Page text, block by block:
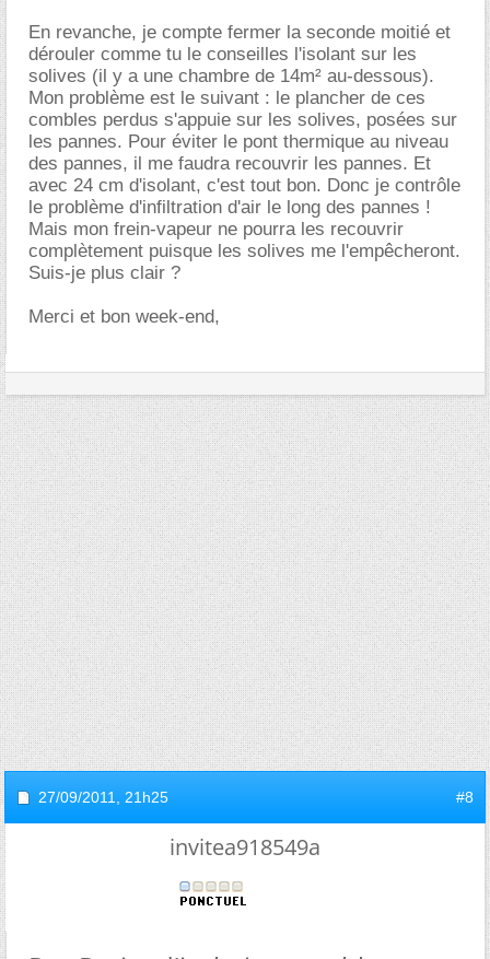
En revanche, je compte fermer la seconde moitié et
dérouler comme tu le conseilles l'isolant sur les
solives (il y a une chambre de 14m² au-dessous).
Mon problème est le suivant : le plancher de ces
combles perdus s'appuie sur les solives, posées sur
les pannes. Pour éviter le pont thermique au niveau
des pannes, il me faudra recouvrir les pannes. Et
avec 24 cm d'isolant, c'est tout bon. Donc je contrôle
le problème d'infiltration d'air le long des pannes !
Mais mon frein-vapeur ne pourra les recouvrir
complètement puisque les solives me l'empêcheront.
Suis-je plus clair ?
Merci et bon week-end,
27/09/2011, 21h25 #8
invitea918549a